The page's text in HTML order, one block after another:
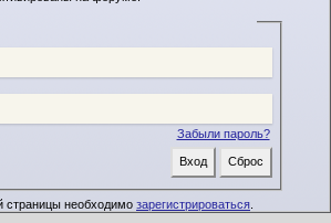
Забыли пароль?
страницы необходимо зарегистрироваться